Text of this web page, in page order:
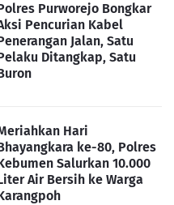
Purworejo Bongkar
Pencurian Kabel
Jalan, Satu
Ditangkap, Satu
Hari
ke-80, Polres
Salurkan 10.000
Air Bersih ke Warga